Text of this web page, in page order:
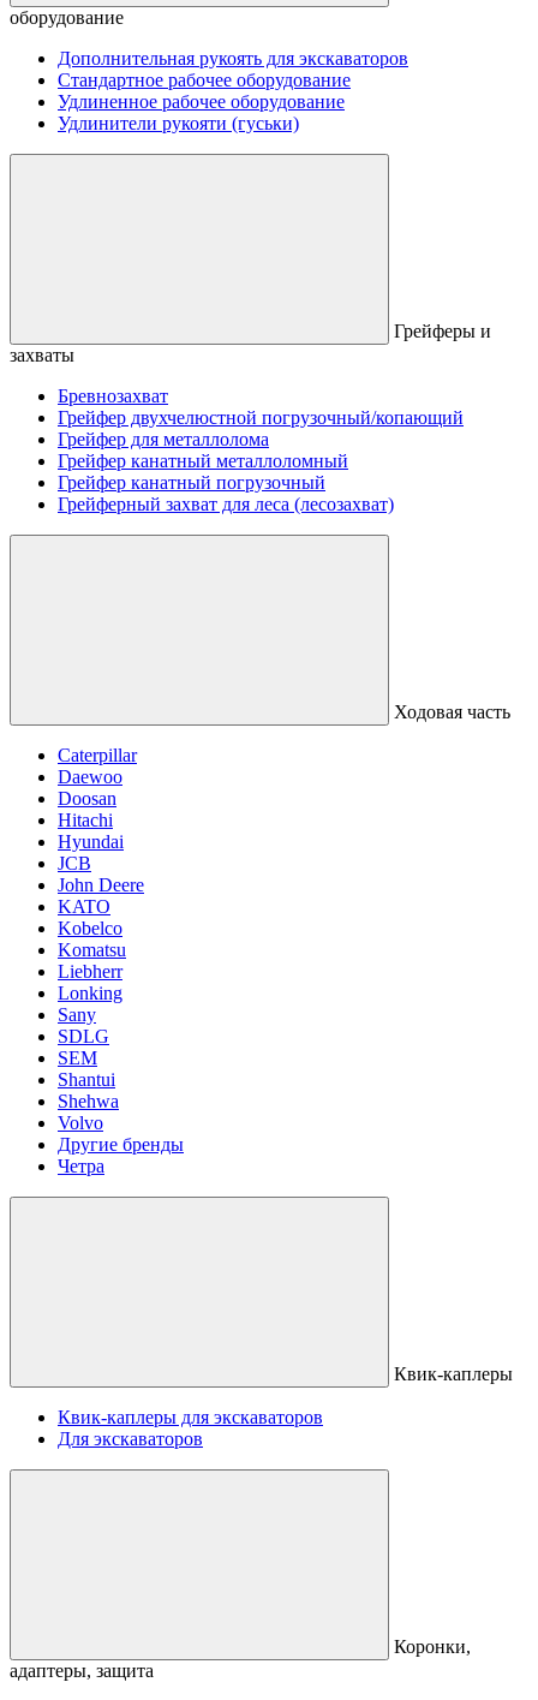
оборудование
Дополнительная рукоять для экскаваторов
Стандартное рабочее оборудование
Удлиненное рабочее оборудование
Удлинители рукояти (гуськи)
Грейферы и
захваты
Бревнозахват
Грейфер двухчелюстной погрузочный/копающий
Грейфер для металлолома
Грейфер канатный металлоломный
Грейфер канатный погрузочный
Грейферный захват для леса (лесозахват)
Ходовая часть
Caterpillar
Daewoo
Doosan
Hitachi
Hyundai
JCB
John Deere
KATO
Kobelco
Komatsu
Liebherr
Lonking
Sany
SDLG
SEM
Shantui
Shehwa
Volvo
Другие бренды
Четра
Квик-каплеры
Квик-каплеры для экскаваторов
Для экскаваторов
Коронки,
адаптеры, защита